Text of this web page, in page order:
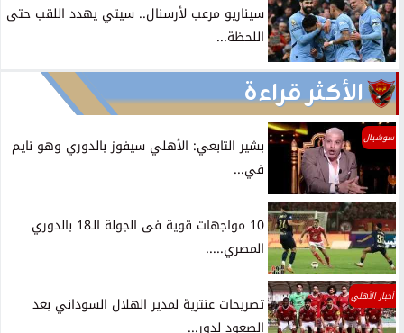
سيناريو مرعب لأرسنال.. سيتي يهدد اللقب حتى
اللحظة...
الأكثر قراءة
سوشيال
بشير التابعي: الأهلي سيفوز بالدوري وهو نايم
في...
10 مواجهات قوية فى الجولة الـ18 بالدوري
المصري.....
أخبار الأهلي
تصريحات عنترية لمدير الهلال السوداني بعد
الصعود لدور...